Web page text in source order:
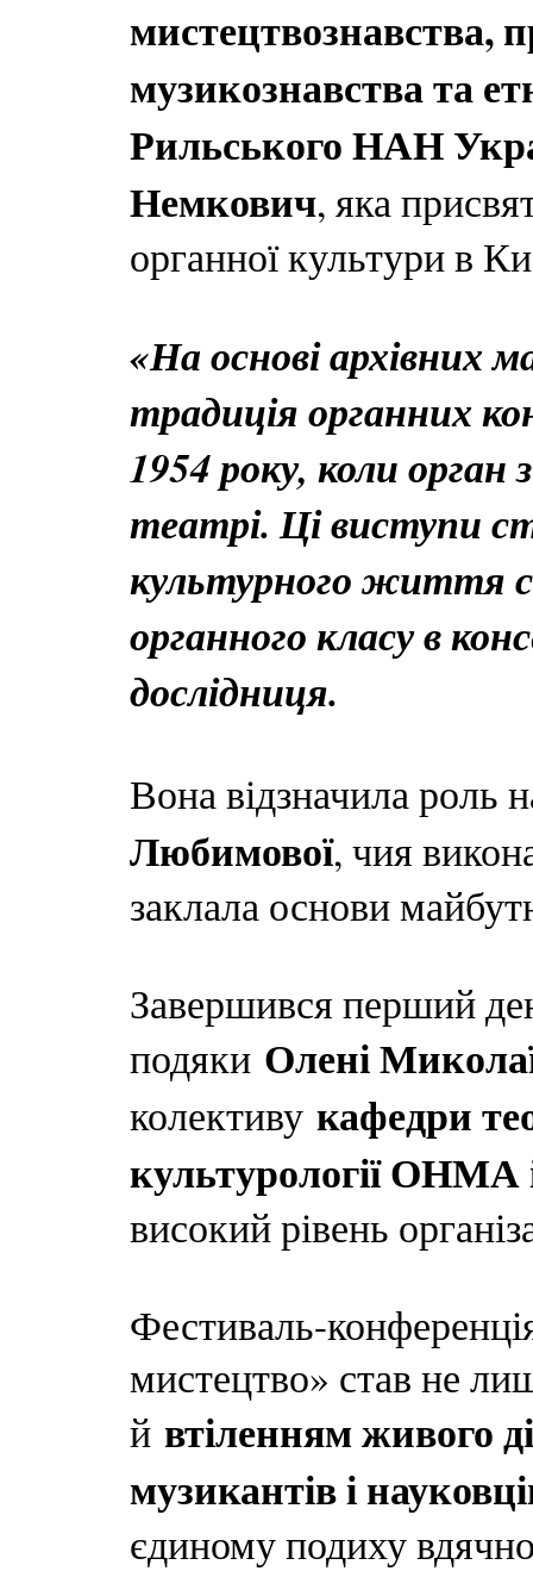
мистецтвознавства,
музикознавства та
Рильського НАН
Немкович, яка
органної культури в
«На основі архівних
традиція органних
1954 року, коли орган
театрі. Ці виступи
культурного життя
органного класу в
дослідниця.
Вона відзначила роль
Любимової, чия
заклала основи
Завершився перший
подяки Олені
колективу кафедри
культурології ОНМА
високий рівень
Фестиваль-
мистецтво» став не
й втіленням живого
музикантів і
єдиному подиху